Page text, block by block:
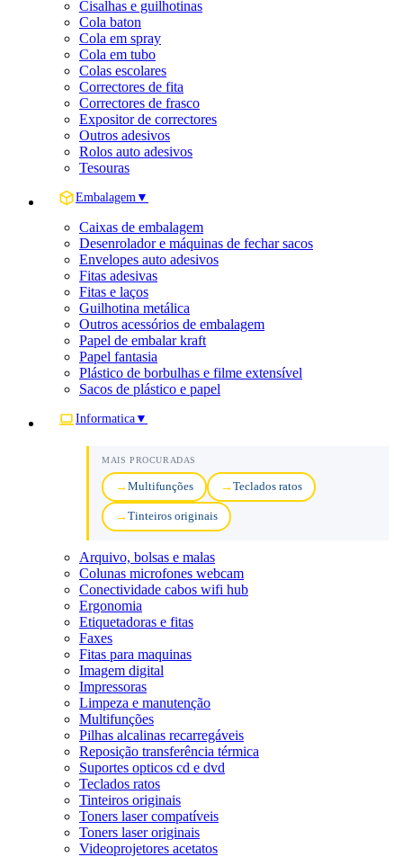
Cisalhas e guilhotinas
Cola baton
Cola em spray
Cola em tubo
Colas escolares
Correctores de fita
Correctores de frasco
Expositor de correctores
Outros adesivos
Rolos auto adesivos
Tesouras
Embalagem ▼
Caixas de embalagem
Desenrolador e máquinas de fechar sacos
Envelopes auto adesivos
Fitas adesivas
Fitas e laços
Guilhotina metálica
Outros acessórios de embalagem
Papel de embalar kraft
Papel fantasia
Plástico de borbulhas e filme extensível
Sacos de plástico e papel
Informatica ▼
MAIS PROCURADAS
Multifunções Teclados ratos
Tinteiros originais
Arquivo, bolsas e malas
Colunas microfones webcam
Conectividade cabos wifi hub
Ergonomia
Etiquetadoras e fitas
Faxes
Fitas para maquinas
Imagem digital
Impressoras
Limpeza e manutenção
Multifunções
Pilhas alcalinas recarregáveis
Reposição transferência térmica
Suportes opticos cd e dvd
Teclados ratos
Tinteiros originais
Toners laser compatíveis
Toners laser originais
Videoprojetores acetatos